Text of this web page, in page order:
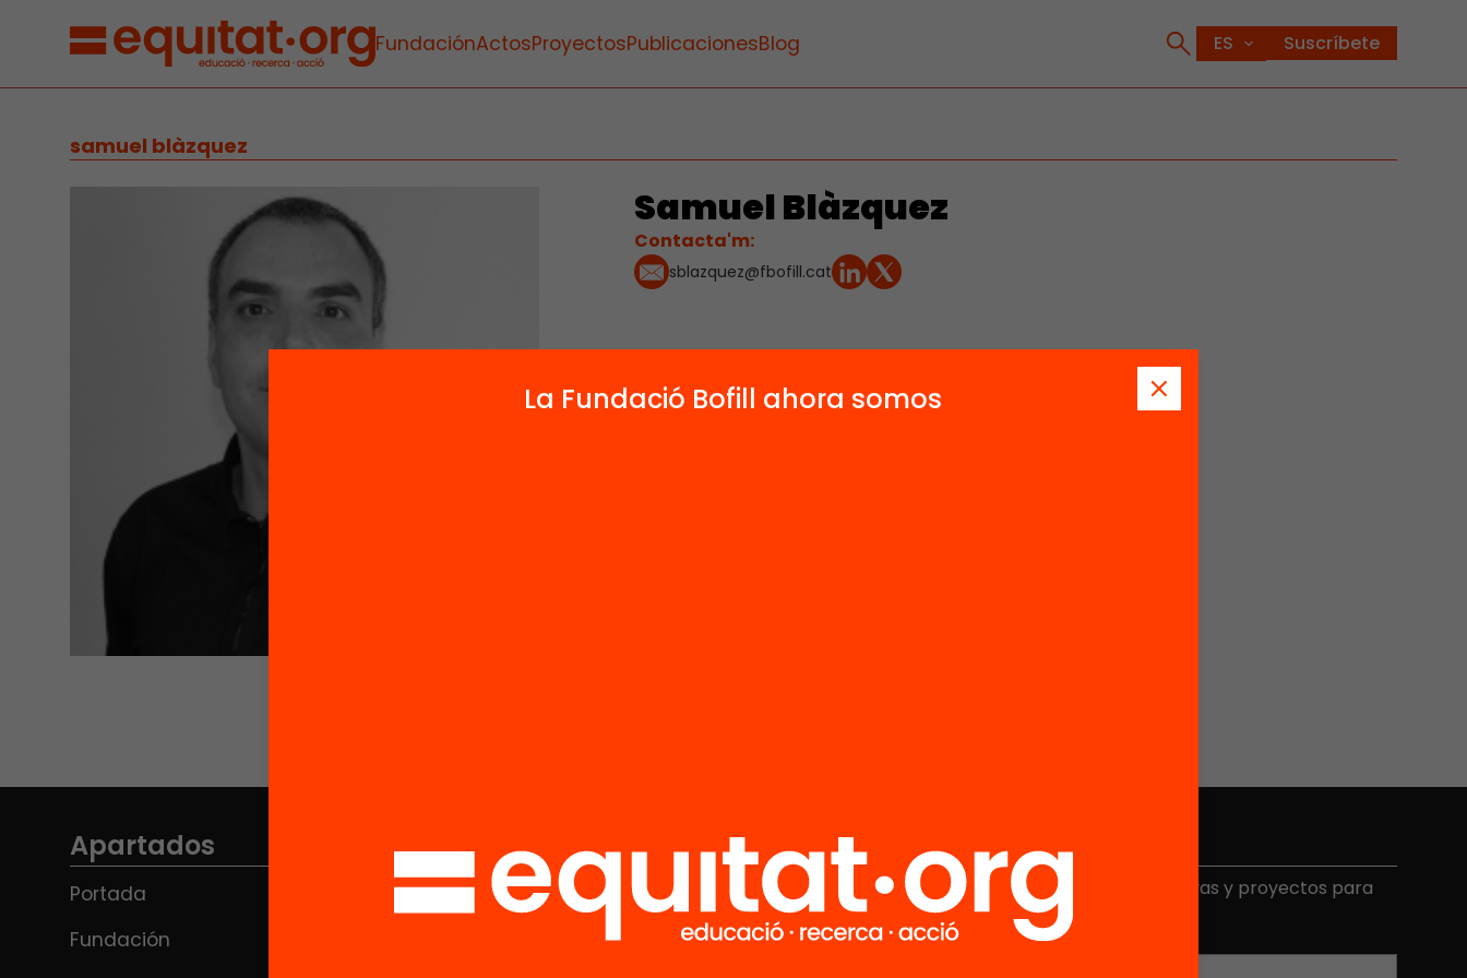
FundaciónActosProyectosPublicacionesBlog Suscríbete
samuel blàzquez
Samuel Blàzquez
Contacta'm:
sblazquez@fbofill.cat
Elige equidad
Recibe contenidos, iniciativas y proyectos para
implicarte.
Correo electrónico
Apartados
Portada
Fundación
FAQS
HUB Social
La Fundació Bofill ahora somos